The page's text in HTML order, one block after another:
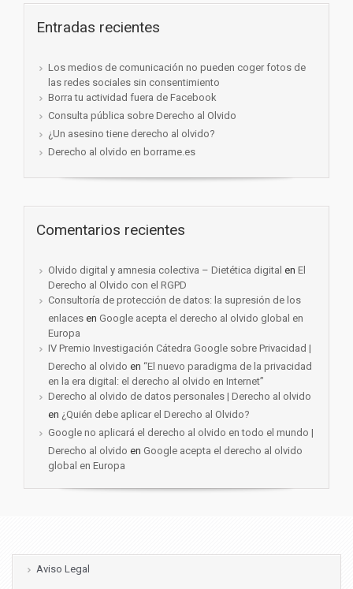
Entradas recientes
Los medios de comunicación no pueden coger fotos de
las redes sociales sin consentimiento
Borra tu actividad fuera de Facebook
Consulta pública sobre Derecho al Olvido
¿Un asesino tiene derecho al olvido?
Derecho al olvido en borrame.es
Comentarios recientes
Olvido digital y amnesia colectiva – Dietética digital en El
Derecho al Olvido con el RGPD
Consultoría de protección de datos: la supresión de los
enlaces en Google acepta el derecho al olvido global en
Europa
IV Premio Investigación Cátedra Google sobre Privacidad |
Derecho al olvido en “El nuevo paradigma de la privacidad
en la era digital: el derecho al olvido en Internet”
Derecho al olvido de datos personales | Derecho al olvido
en ¿Quién debe aplicar el Derecho al Olvido?
Google no aplicará el derecho al olvido en todo el mundo |
Derecho al olvido en Google acepta el derecho al olvido
global en Europa
Aviso Legal